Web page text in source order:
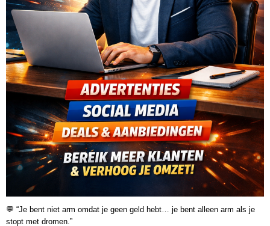
💬 “Je bent niet arm omdat je geen geld hebt… je bent alleen arm als je
stopt met dromen.”